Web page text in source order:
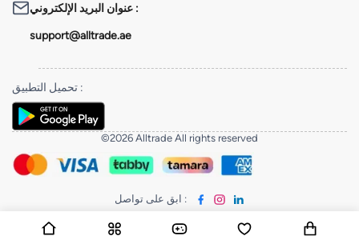
عنوان البريد الإلكتروني :
support@alltrade.ae
تحميل التطبيق :
©2026 Alltrade All rights reserved
ابق على تواصل :